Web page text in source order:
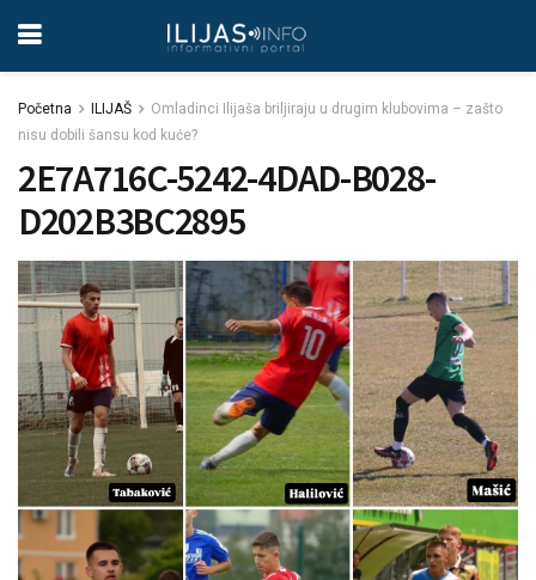
Početna ILIJAŠ
Omladinci Ilijaša briljiraju u drugim klubovima – zašto
nisu dobili šansu kod kuće?
2E7A716C-5242-4DAD-B028-
D202B3BC2895